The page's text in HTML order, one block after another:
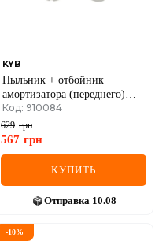
KYB
Пыльник + отбойник
амортизатора (переднего)
BMW 3/5/7 72-(к-кт 2 шт.)
Код: 910084
629 грн
567 грн
КУПИТЬ
Отправка 10.08
-10%